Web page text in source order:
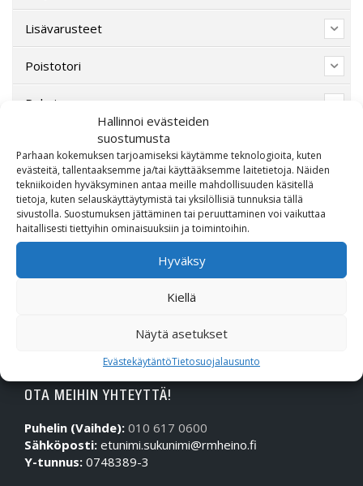
Hallinnoi evästeiden
suostumusta
Parhaan kokemuksen tarjoamiseksi käytämme teknologioita, kuten
evästeitä, tallentaaksemme ja/tai käyttääksemme laitetietoja. Näiden
tekniikoiden hyväksyminen antaa meille mahdollisuuden käsitellä
tietoja, kuten selauskäyttäytymistä tai yksilöllisiä tunnuksia tällä
sivustolla. Suostumuksen jättäminen tai peruuttaminen voi vaikuttaa
haitallisesti tiettyihin ominaisuuksiin ja toimintoihin.
Hyväksy
Kiellä
Näytä asetukset
EvästekäytäntöTietosuojalausunto
Lisävarusteet
Poistotori
Polaris
SW-Motech
Varaosat/Sekalaiset
OTA MEIHIN YHTEYTTÄ!
Puhelin (Vaihde): 010 617 0600
Sähköposti: etunimi.sukunimi@rmheino.fi
Y-tunnus: 0748389-3